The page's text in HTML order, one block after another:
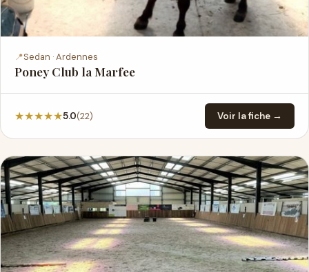
📍Sedan · Ardennes
Poney Club la Marfee
★★★★★5.0(22) Voir la fiche →